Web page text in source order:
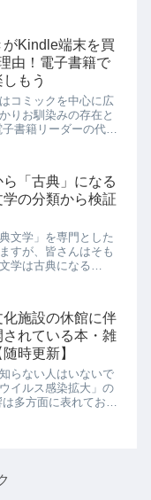
が運営しているサービ
Kindle端末を買
由！電子書籍で
もう
コミックを中心に広
りお馴染みの存在と
書籍リーダーの代表
を愛用する人は多い
「古典」になる
の分類から検証
文学」を専門とした
すが、皆さんはそも
学は古典になる
ている「古典」とい
の定義をつきつめて
施設の休館に伴
れている本・雑
時更新】
らない人はいないで
イルス感染拡大」の
多方面に表れてお